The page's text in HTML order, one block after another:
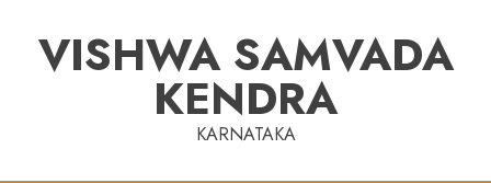
contentVISHWA SAMVADA
KENDRA
KARNATAKA